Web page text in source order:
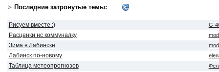
Последние затронутые темы:
Рисуем вместе :) G-
Расценки нс коммуналку
Зима в Лабинске
Лабинск по-новому
Таблица метеопрогнозов